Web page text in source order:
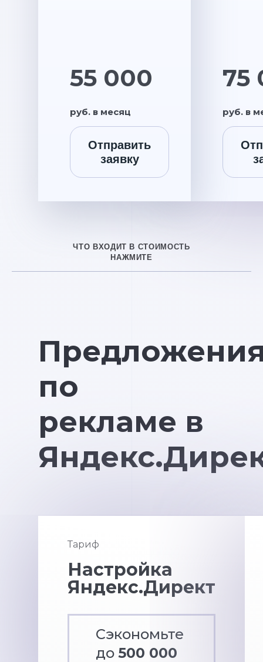
55 000
руб. в месяц
Отправить
заявку
75
руб. в
ЧТО ВХОДИТ В СТОИМОСТЬ
НАЖМИТЕ
по
рекламе в
Тариф
Настройка
Яндекс.Директ
Сэкономьте
до 500 000